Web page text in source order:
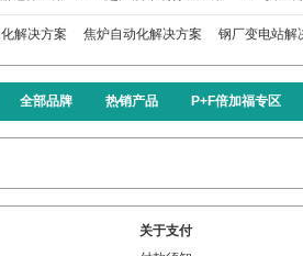
解决方案 焦炉自动化解决方案 钢厂变电站解
全部品牌 热销产品 P+F倍加福专区
关于支付